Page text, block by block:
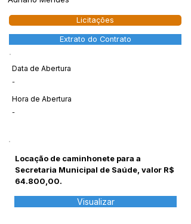
Licitações
Extrato do Contrato
Data de Abertura
-
Hora de Abertura
-
Locação de caminhonete para a
Secretaria Municipal de Saúde, valor R$
64.800,00.
Visualizar